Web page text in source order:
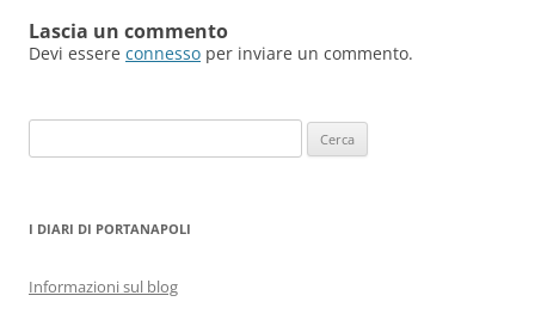
Lascia un commento
Devi essere connesso per inviare un commento.
per:
I DIARI DI PORTANAPOLI
Informazioni sul blog